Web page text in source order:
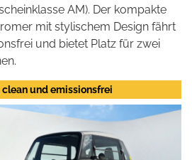
AM). Der kompakte
mit stylischem Design fährt
und bietet Platz für zwei
clean und emissionsfrei